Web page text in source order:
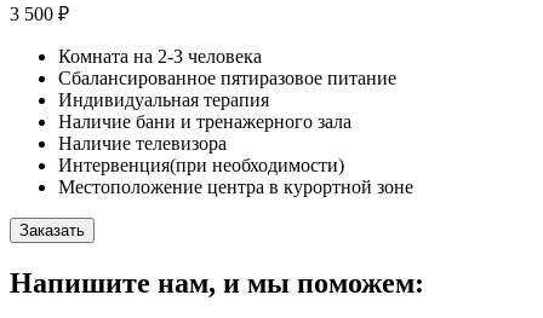
3 500 ₽
Комната на 2-3 человека
Сбалансированное пятиразовое питание
Индивидуальная терапия
Наличие бани и тренажерного зала
Наличие телевизора
Интервенция(при необходимости)
Местоположение центра в курортной зоне
Заказать
Напишите нам, и мы поможем: